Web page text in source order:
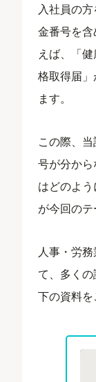
入社員の
金番号を
えば、「
格取得届
ます。
この際、
号が分か
はどのよ
が今回のテ
人事・労
て、多く
下の資料を